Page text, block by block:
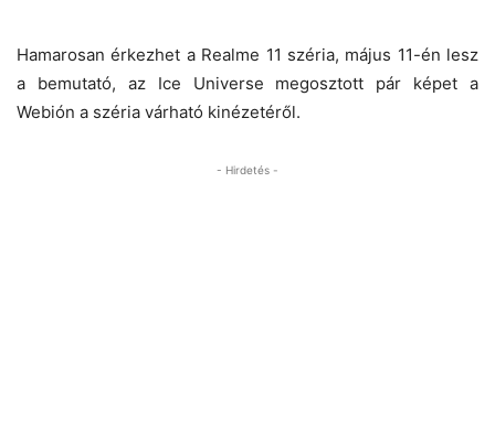
Hamarosan érkezhet a Realme 11 széria, május 11-én lesz
a bemutató, az Ice Universe megosztott pár képet a
Webión a széria várható kinézetéről.
- Hirdetés -